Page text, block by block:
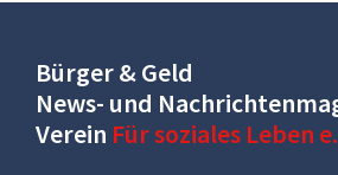
Bürger & Geld
News- und
Verein Für soziales Leben e.